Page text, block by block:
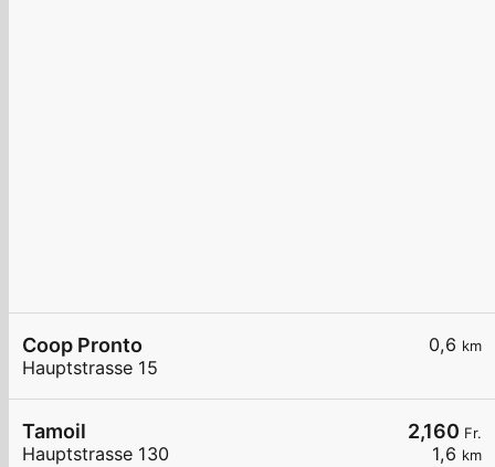
0,6 km
Coop Pronto
Hauptstrasse 15
2,160 Fr.
1,6 km
Tamoil
Hauptstrasse 130